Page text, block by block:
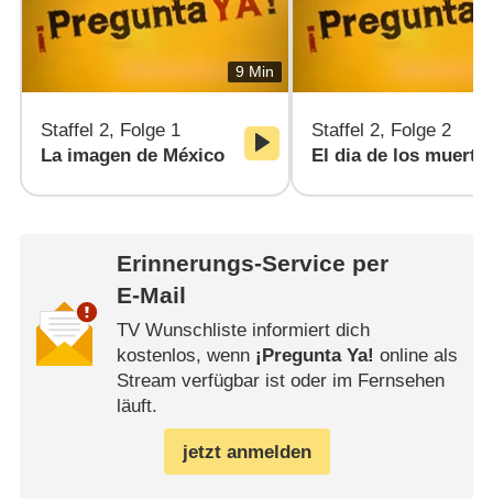
9 Min
Staffel 2, Folge 1
La imagen de México
Staffel 2, Folge 2
El dia de los
Erinnerungs-Service per
E-Mail
TV Wunschliste informiert dich
kostenlos, wenn ¡Pregunta Ya! online als
Stream verfügbar ist oder im Fernsehen
läuft.
jetzt anmelden